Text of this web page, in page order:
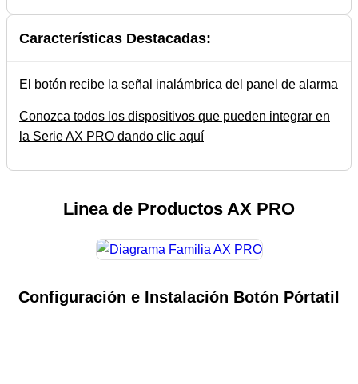
Características Destacadas:
El botón recibe la señal inalámbrica del panel de alarma
Conozca todos los dispositivos que pueden integrar en
la Serie AX PRO dando clic aquí
Linea de Productos AX PRO
Configuración e Instalación Botón Pórtatil